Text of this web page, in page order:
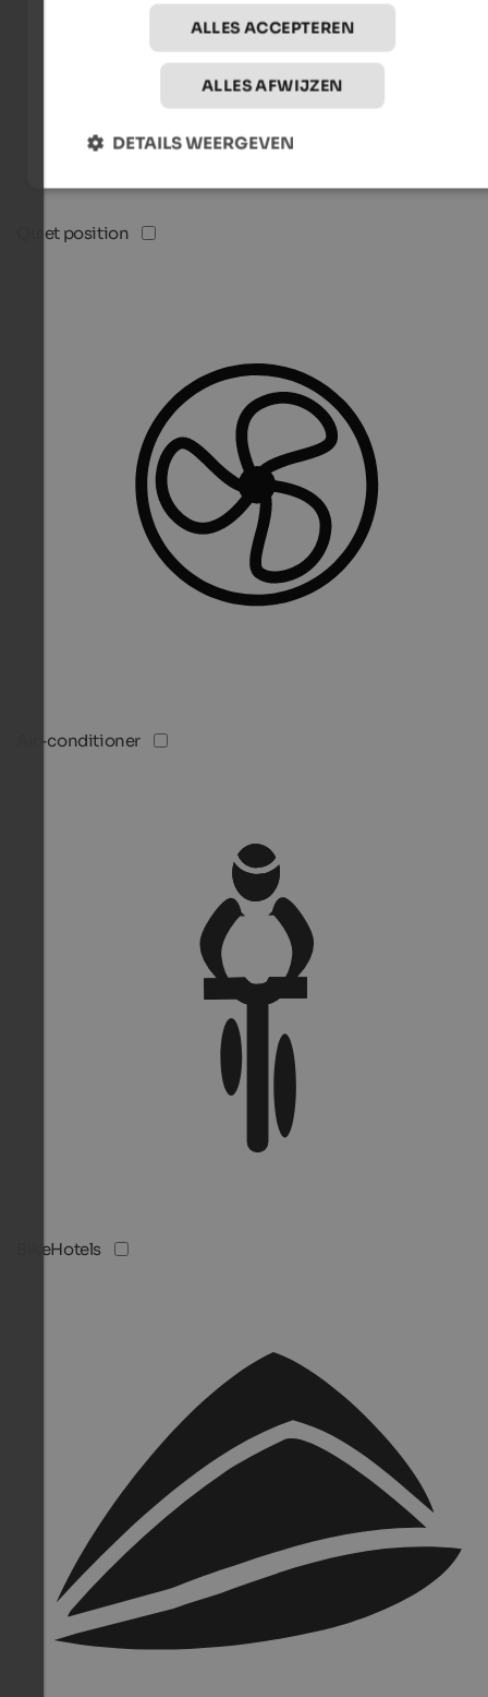
Quiet position
Air-conditioner
BikeHotels
ALLES ACCEPTEREN
ALLES AFWIJZEN
DETAILS WEERGEVEN